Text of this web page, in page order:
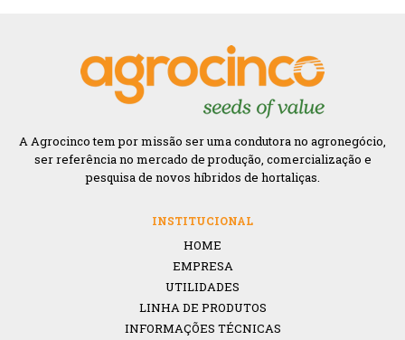
A Agrocinco tem por missão ser uma condutora no agronegócio,
ser referência no mercado de produção, comercialização e
pesquisa de novos híbridos de hortaliças.
INSTITUCIONAL
HOME
EMPRESA
UTILIDADES
LINHA DE PRODUTOS
INFORMAÇÕES TÉCNICAS